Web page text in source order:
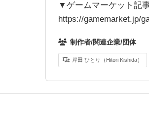
▼ゲームマーケット記
https://gamemarket.jp/
制作者/関連企業/団体
岸田 ひとり（Hitori Kishida）